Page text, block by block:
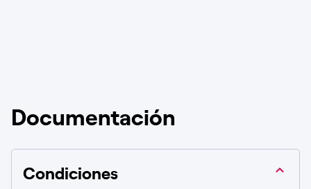
Documentación
Condiciones